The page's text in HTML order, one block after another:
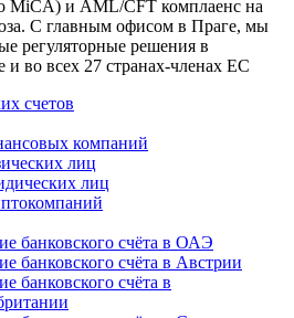
MiCA) и AML/CFT комплаенс на
С главным офисом в Праге, мы
регуляторные решения в
во всех 27 странах-членах ЕС
счетов
компаний
лиц
лиц
банковского счёта в ОАЭ
банковского счёта в Австрии
банковского счёта в